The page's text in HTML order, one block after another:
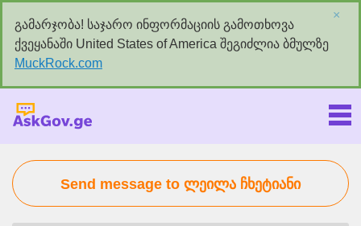
გამარჯობა! საჯარო ინფორმაციის გამოთხოვა
ქვეყანაში United States of America შეგიძლია ბმულზე
MuckRock.com
×
Send message to ლეილა ჩხეტიანი